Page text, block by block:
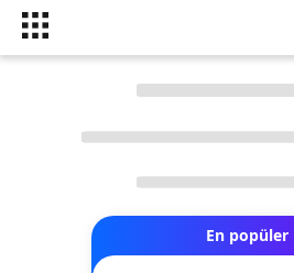
En popüler